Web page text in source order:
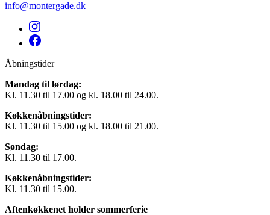
info@montergade.dk
Åbningstider
Mandag til lørdag:
Kl. 11.30 til 17.00 og kl. 18.00 til 24.00.
Køkkenåbningstider:
Kl. 11.30 til 15.00 og kl. 18.00 til 21.00.
Søndag:
Kl. 11.30 til 17.00.
Køkkenåbningstider:
Kl. 11.30 til 15.00.
Aftenkøkkenet holder sommerferie